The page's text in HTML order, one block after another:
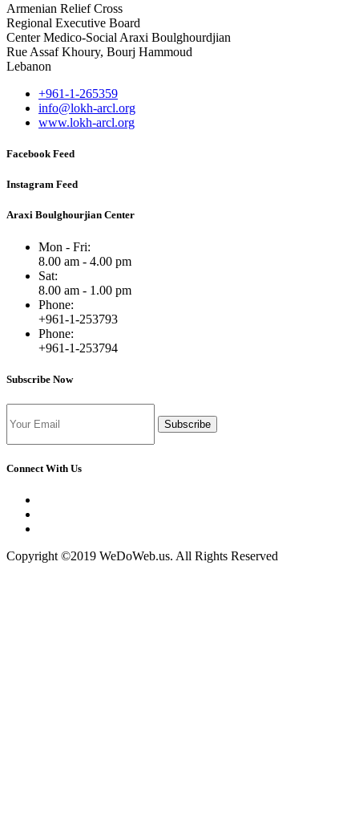
Armenian Relief Cross
Regional Executive Board
Center Medico-Social Araxi Boulghourdjian
Rue Assaf Khoury, Bourj Hammoud
Lebanon
+961-1-265359
info@lokh-arcl.org
www.lokh-arcl.org
Facebook Feed
Instagram Feed
Araxi Boulghourjian Center
Mon - Fri:
8.00 am - 4.00 pm
Sat:
8.00 am - 1.00 pm
Phone:
+961-1-253793
Phone:
+961-1-253794
Subscribe Now
Subscribe
Connect With Us
Copyright ©2019 WeDoWeb.us. All Rights Reserved